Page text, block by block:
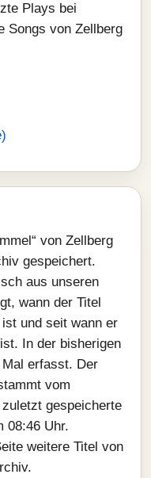
Plays bei
Songs von Zellberg
von Zellberg
gespeichert.
aus unseren
wann der Titel
und seit wann er
In der bisherigen
erfasst. Der
vom
gespeicherte
08:46 Uhr.
weitere Titel von